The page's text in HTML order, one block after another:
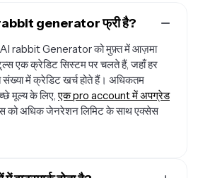
generator फ्री है?
AI rabbit Generator को मुफ़्त में आज़मा
एक क्रेडिट सिस्टम पर चलते हैं, जहाँ हर
संख्या में क्रेडिट खर्च होते हैं। अधिकतम
मूल्य के लिए,एक pro account में अपग्रेड
को अधिक जेनरेशन लिमिट के साथ एक्सेस